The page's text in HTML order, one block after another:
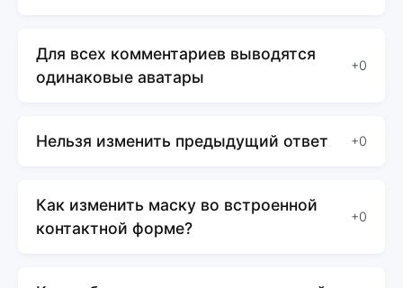
Для всех комментариев выводятся
одинаковые аватары
+0
Нельзя изменить предыдущий ответ +0
Как изменить маску во встроенной
контактной форме?
+0